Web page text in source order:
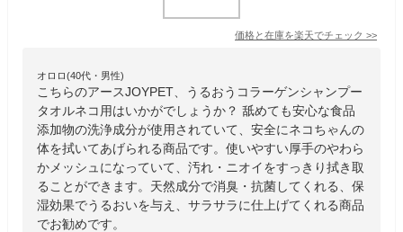
価格と在庫を楽天でチェック >>
オロロ(40代・男性)
こちらのアースJOYPET、うるおうコラーゲンシャンプー
タオルネコ用はいかがでしょうか？ 舐めても安心な食品
添加物の洗浄成分が使用されていて、安全にネコちゃんの
体を拭いてあげられる商品です。使いやすい厚手のやわら
かメッシュになっていて、汚れ・ニオイをすっきり拭き取
ることができます。天然成分で消臭・抗菌してくれる、保
湿効果でうるおいを与え、サラサラに仕上げてくれる商品
でお勧めです。